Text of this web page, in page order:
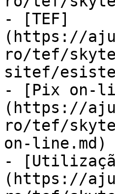
- [TEF]
(https://
ro/tef/
sitef/
- [Pix on-
(https://
ro/tef/
on-line.md)
-
(https://